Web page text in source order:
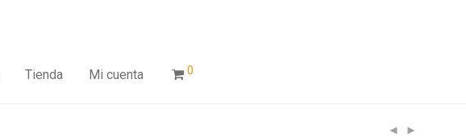
Tienda Mi cuenta 0